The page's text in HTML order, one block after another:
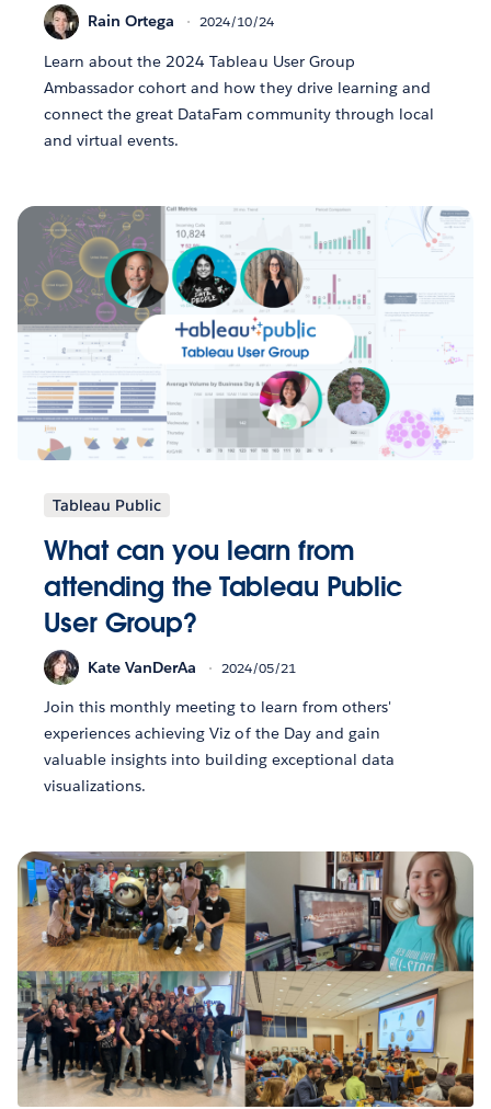
Rain Ortega 2024/10/24
Learn about the 2024 Tableau User Group
Ambassador cohort and how they drive learning and
connect the great DataFam community through local
and virtual events.
Tableau Public
What can you learn from
attending the Tableau Public
User Group?
Kate VanDerAa 2024/05/21
Join this monthly meeting to learn from others'
experiences achieving Viz of the Day and gain
valuable insights into building exceptional data
visualizations.